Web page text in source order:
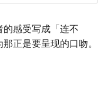
感受写成「连不
正是要呈现的口吻。